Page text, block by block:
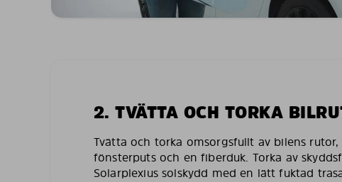
2. TVÄTTA OCH TORKA
Tvätta och torka omsorgsfullt av bilens
fönsterputs och en fiberduk. Torka av
Solarplexius solskydd med en lätt fuktad